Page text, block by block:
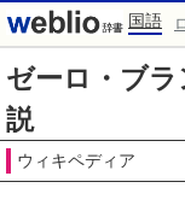
国語
ゼーロ・ブ
説
ウィキペディア